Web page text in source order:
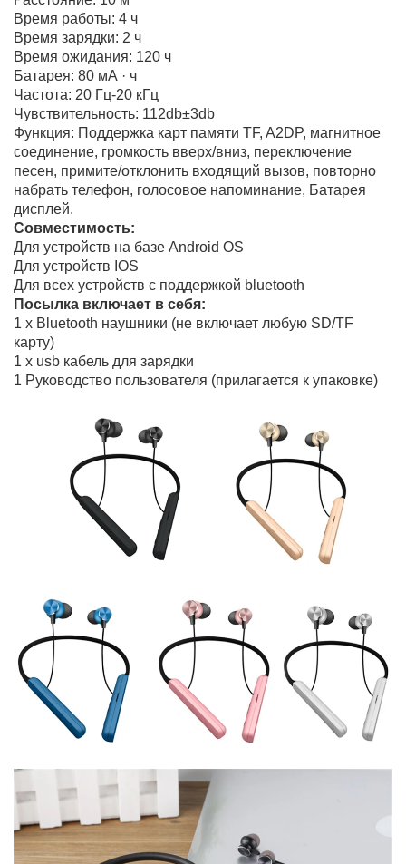
Время работы: 4 ч
Время зарядки: 2 ч
Время ожидания: 120 ч
Батарея: 80 мА · ч
Частота: 20 Гц-20 кГц
Чувствительность: 112db±3db
Функция: Поддержка карт памяти TF, A2DP, магнитное
соединение, громкость вверх/вниз, переключение
песен, примите/отклонить входящий вызов, повторно
набрать телефон, голосовое напоминание, Батарея
дисплей.
Совместимость:
Для устройств на базе Android OS
Для устройств IOS
Для всех устройств с поддержкой bluetooth
Посылка включает в себя:
1 х Bluetooth наушники (не включает любую SD/TF
карту)
1 х usb кабель для зарядки
1 Руководство пользователя (прилагается к упаковке)